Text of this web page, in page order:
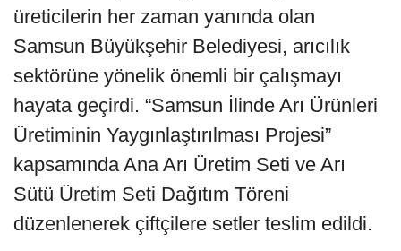
üreticilerin her zaman yanında olan
Samsun Büyükşehir Belediyesi, arıcılık
sektörüne yönelik önemli bir çalışmayı
hayata geçirdi. “Samsun İlinde Arı Ürünleri
Üretiminin Yaygınlaştırılması Projesi”
kapsamında Ana Arı Üretim Seti ve Arı
Sütü Üretim Seti Dağıtım Töreni
düzenlenerek çiftçilere setler teslim edildi.